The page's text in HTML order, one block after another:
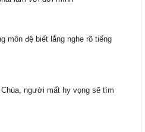
môn đệ biết lắng nghe rõ tiếng
người mất hy vọng sẽ tìm